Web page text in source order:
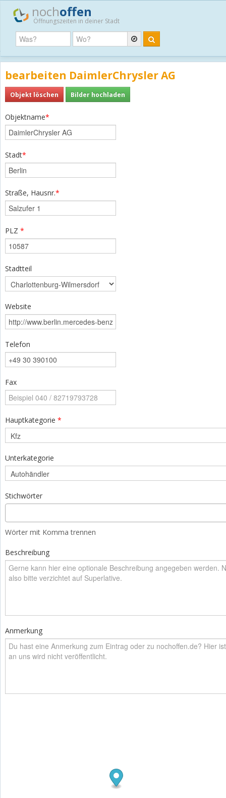
nochoffen
Öffnungszeiten in deiner Stadt
bearbeiten DaimlerChrysler AG
Objekt löschen Bilder hochladen
Objektname*
Stadt*
Straße, Hausnr.*
PLZ *
Stadtteil
Website
Telefon
Fax
Hauptkategorie *
Unterkategorie
Stichwörter
Wörter mit Komma trennen
Beschreibung
Anmerkung